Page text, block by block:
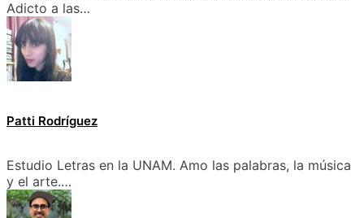
Adicto a las…
Patti Rodríguez
Estudio Letras en la UNAM. Amo las palabras, la música
y el arte.…